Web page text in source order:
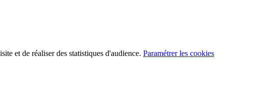
et de réaliser des statistiques d'audience. Paramétrer les cookies